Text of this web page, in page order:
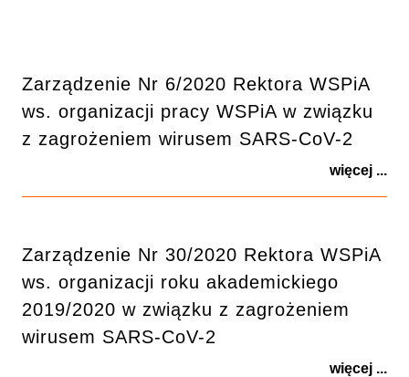
Zarządzenie Nr 6/2020 Rektora WSPiA
ws. organizacji pracy WSPiA w związku
z zagrożeniem wirusem SARS-CoV-2
więcej ...
Zarządzenie Nr 30/2020 Rektora WSPiA
ws. organizacji roku akademickiego
2019/2020 w związku z zagrożeniem
wirusem SARS-CoV-2
więcej ...